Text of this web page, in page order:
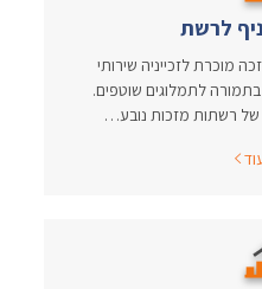
לרשת
מוכרת לזכייניה שירותי
לתמלוגים שוטפים.
רשתות מזכות נובע…